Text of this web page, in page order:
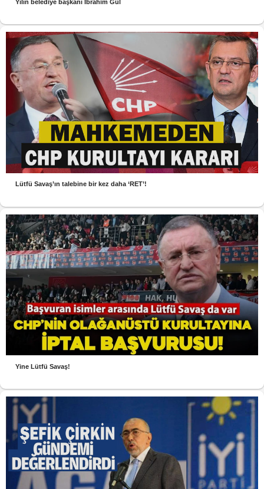
Yılın belediye başkanı İbrahim Gül
Lütfü Savaş’ın talebine bir kez daha ‘RET’!
Yine Lütfü Savaş!